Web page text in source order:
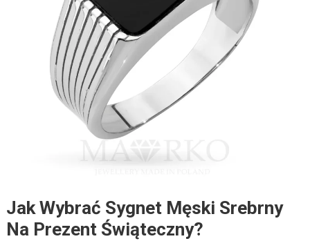
Jak Wybrać Sygnet Męski Srebrny
Na Prezent Świąteczny?